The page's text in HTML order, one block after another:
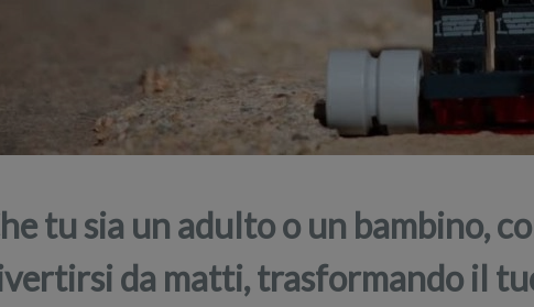
tu sia un adulto o un bambino,
da matti, trasformando il